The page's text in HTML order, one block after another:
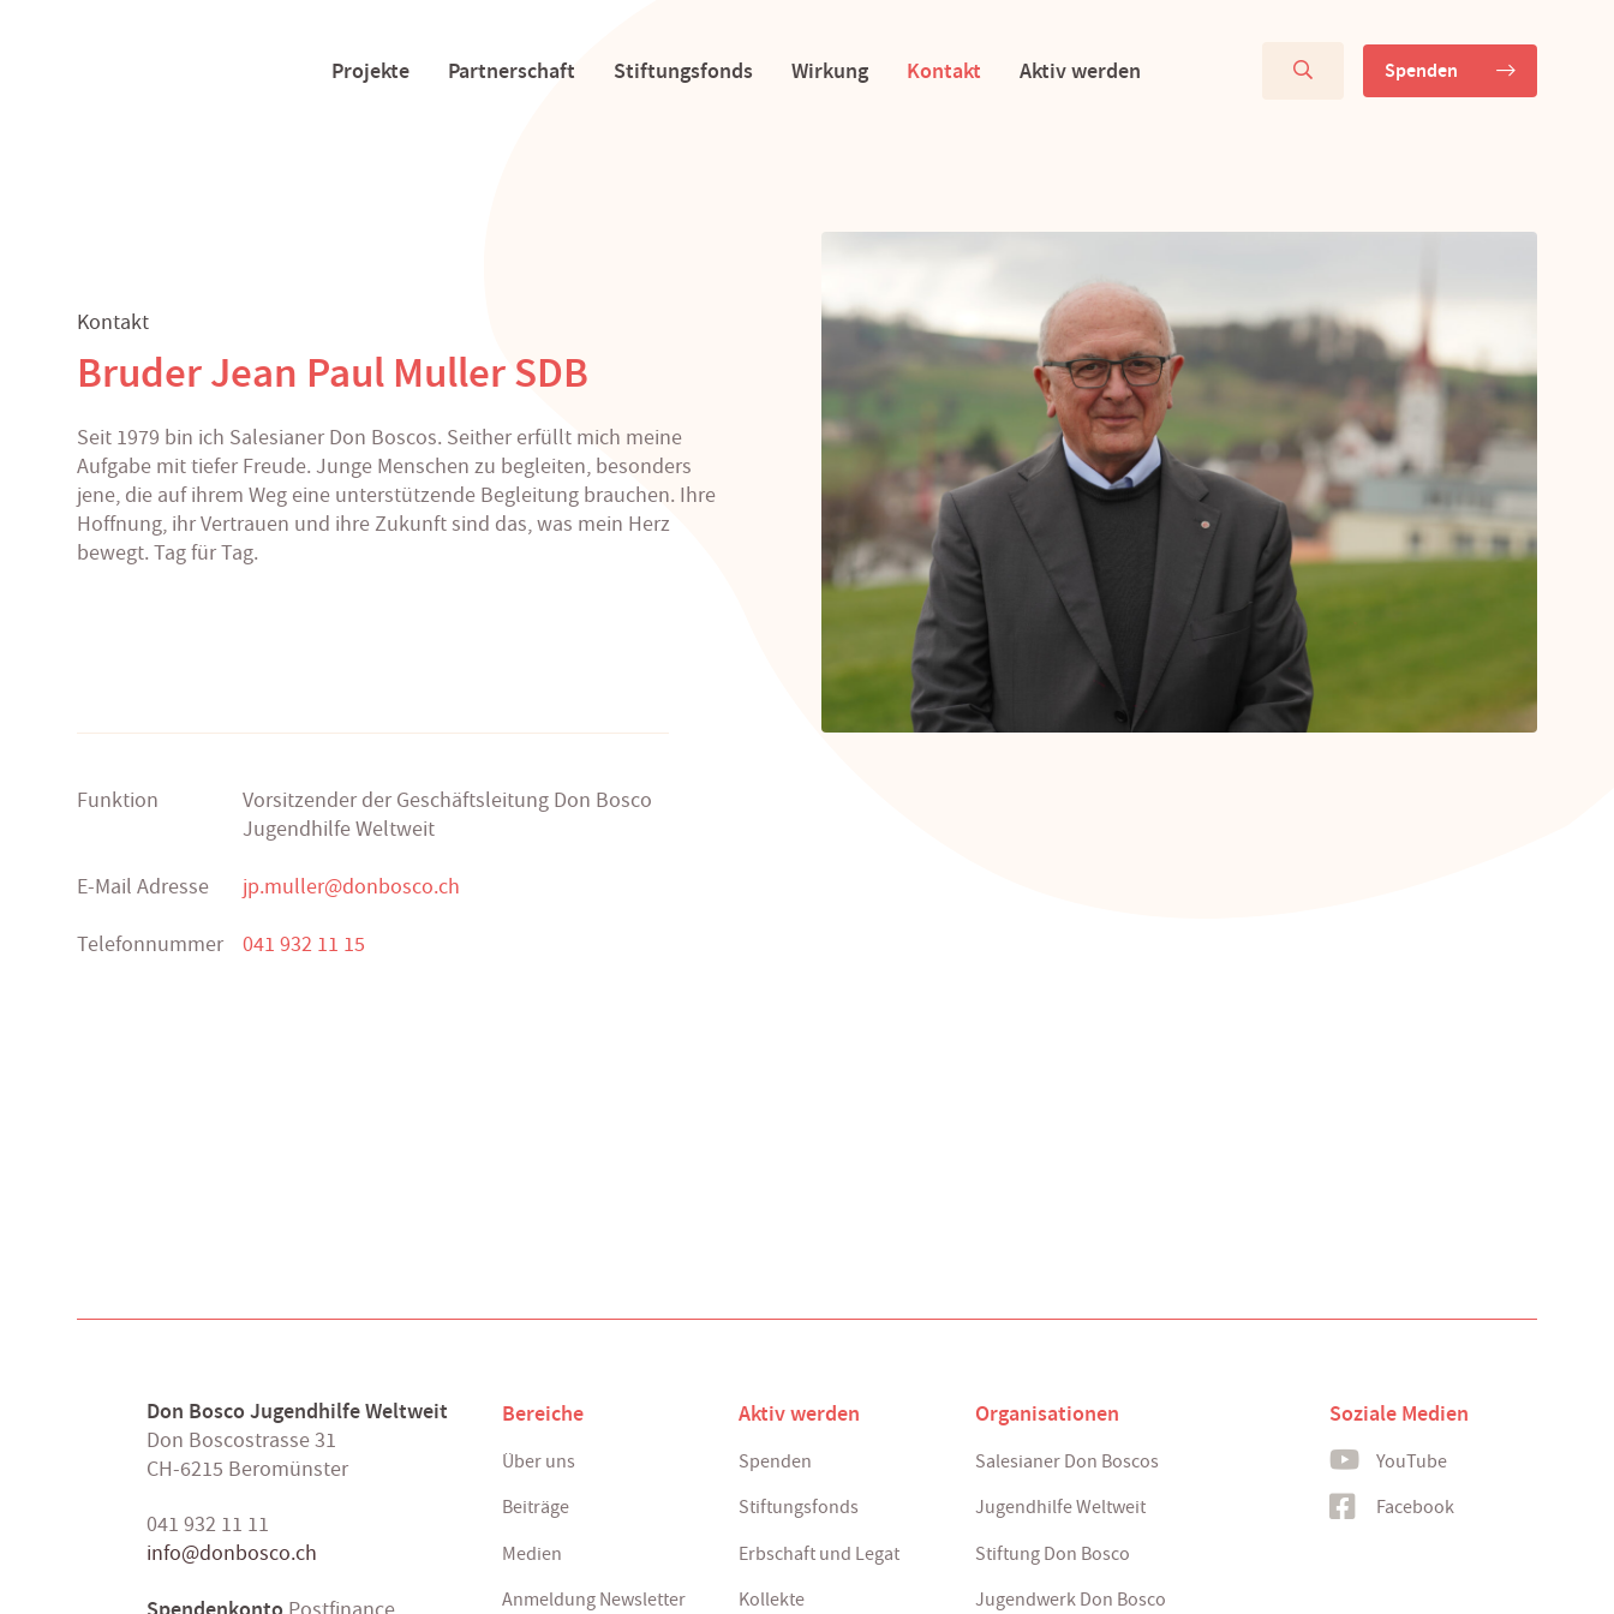
Projekte Partnerschaft Stiftungsfonds Wirkung Kontakt Aktiv werden Spenden
Kontakt
Bruder Jean Paul Muller SDB
Seit 1979 bin ich Salesianer Don Boscos. Seither erfüllt mich meine
Aufgabe mit tiefer Freude. Junge Menschen zu begleiten, besonders
jene, die auf ihrem Weg eine unterstützende Begleitung brauchen. Ihre
Hoffnung, ihr Vertrauen und ihre Zukunft sind das, was mein Herz
bewegt. Tag für Tag.
Funktion
Vorsitzender der Geschäftsleitung Don Bosco
Jugendhilfe Weltweit
E-Mail Adresse jp.muller@donbosco.ch
Telefonnummer 041 932 11 15
Don Bosco Jugendhilfe Weltweit
Don Boscostrasse 31
CH-6215 Beromünster
041 932 11 11
info@donbosco.ch
Bereiche
Über uns
Beiträge
Medien
Anmeldung Newsletter
Aktiv werden
Spenden
Stiftungsfonds
Erbschaft und Legat
Kollekte
Organisationen
Salesianer Don Boscos
Jugendhilfe Weltweit
Stiftung Don Bosco
Jugendwerk Don Bosco
Soziale Medien
YouTube
Facebook